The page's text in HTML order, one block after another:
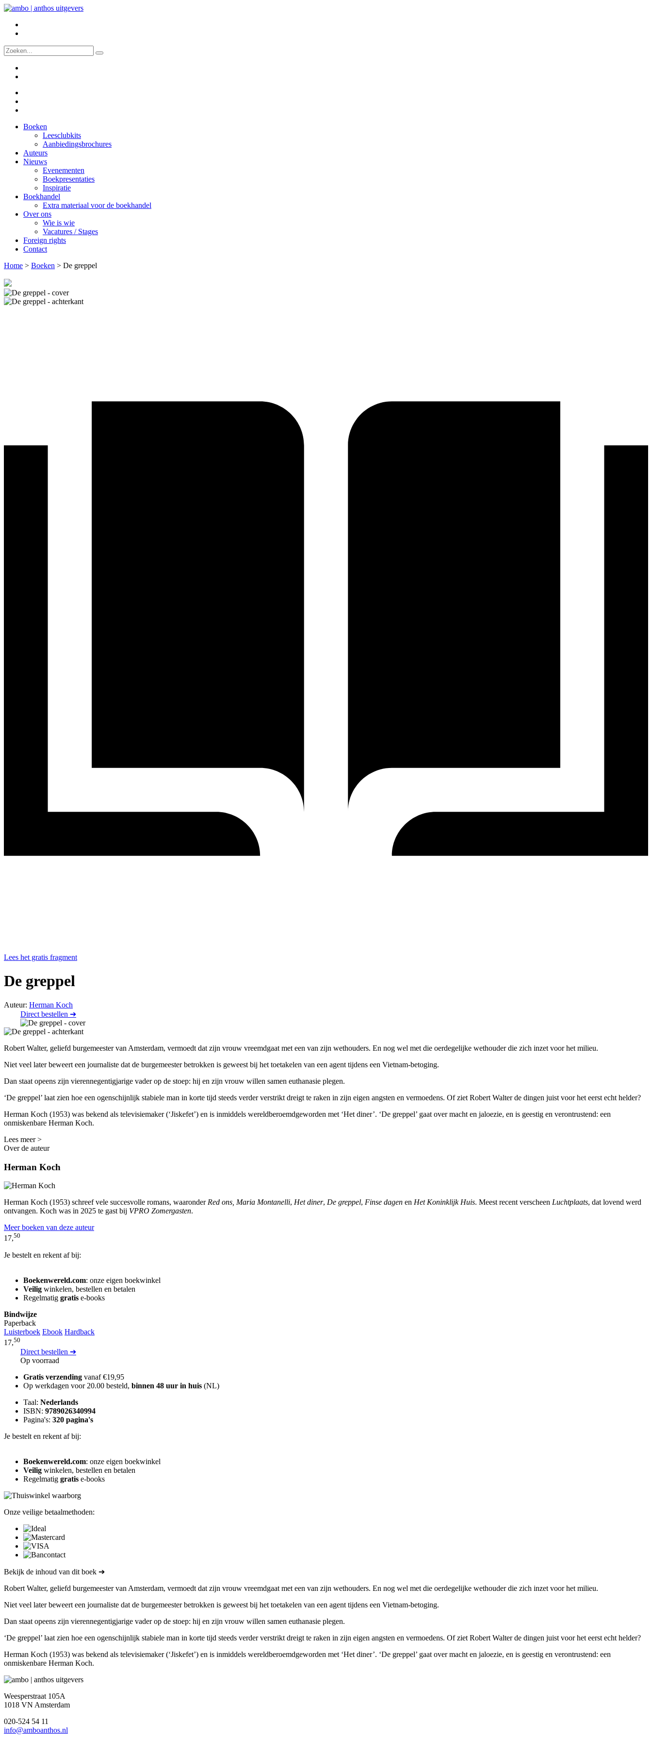
Boeken
Leesclubkits
Aanbiedingsbrochures
Auteurs
Nieuws
Evenementen
Boekpresentaties
Inspiratie
Boekhandel
Extra materiaal voor de boekhandel
Over ons
Wie is wie
Vacatures / Stages
Foreign rights
Contact
Home > Boeken > De greppel
Lees het gratis fragment
De greppel
Auteur: Herman Koch
Direct bestellen ➔
Robert Walter, geliefd burgemeester van Amsterdam, vermoedt dat zijn vrouw vreemdgaat met een van zijn wethouders. En nog wel met die oerdegelijke wethouder die zich inzet voor het milieu.
Niet veel later beweert een journaliste dat de burgemeester betrokken is geweest bij het toetakelen van een agent tijdens een Vietnam-betoging.
Dan staat opeens zijn vierennegentigjarige vader op de stoep: hij en zijn vrouw willen samen euthanasie plegen.
‘De greppel’ laat zien hoe een ogenschijnlijk stabiele man in korte tijd steeds verder verstrikt dreigt te raken in zijn eigen angsten en vermoedens. Of ziet Robert Walter de dingen juist voor het eerst echt helder?
Herman Koch (1953) was bekend als televisiemaker (‘Jiskefet’) en is inmiddels wereldberoemdgeworden met ‘Het diner’. ‘De greppel’ gaat over macht en jaloezie, en is geestig en verontrustend: een
onmiskenbare Herman Koch.
Lees meer >
Over de auteur
Herman Koch
Herman Koch (1953) schreef vele succesvolle romans, waaronder Red ons, Maria Montanelli, Het diner, De greppel, Finse dagen en Het Koninklijk Huis. Meest recent verscheen Luchtplaats, dat lovend werd
ontvangen. Koch was in 2025 te gast bij VPRO Zomergasten.
Meer boeken van deze auteur
17,50
Je bestelt en rekent af bij:
Boekenwereld.com: onze eigen boekwinkel
Veilig winkelen, bestellen en betalen
Regelmatig gratis e-books
Bindwijze
Paperback
Luisterboek Ebook Hardback
17,50
Direct bestellen ➔
Op voorraad
Gratis verzending vanaf €19,95
Op werkdagen voor 20.00 besteld, binnen 48 uur in huis (NL)
Taal: Nederlands
ISBN: 9789026340994
Pagina's: 320 pagina's
Je bestelt en rekent af bij:
Boekenwereld.com: onze eigen boekwinkel
Veilig winkelen, bestellen en betalen
Regelmatig gratis e-books
Onze veilige betaalmethoden:
Bekijk de inhoud van dit boek ➔
Robert Walter, geliefd burgemeester van Amsterdam, vermoedt dat zijn vrouw vreemdgaat met een van zijn wethouders. En nog wel met die oerdegelijke wethouder die zich inzet voor het milieu.
Niet veel later beweert een journaliste dat de burgemeester betrokken is geweest bij het toetakelen van een agent tijdens een Vietnam-betoging.
Dan staat opeens zijn vierennegentigjarige vader op de stoep: hij en zijn vrouw willen samen euthanasie plegen.
‘De greppel’ laat zien hoe een ogenschijnlijk stabiele man in korte tijd steeds verder verstrikt dreigt te raken in zijn eigen angsten en vermoedens. Of ziet Robert Walter de dingen juist voor het eerst echt helder?
Herman Koch (1953) was bekend als televisiemaker (‘Jiskefet’) en is inmiddels wereldberoemdgeworden met ‘Het diner’. ‘De greppel’ gaat over macht en jaloezie, en is geestig en verontrustend: een
onmiskenbare Herman Koch.
Weesperstraat 105A
1018 VN Amsterdam
020-524 54 11
info@amboanthos.nl